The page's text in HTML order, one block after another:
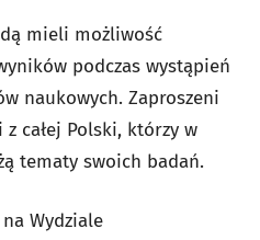
mieli możliwość
podczas wystąpień
naukowych. Zaproszeni
całej Polski, którzy w
tematy swoich badań.
Wydziale